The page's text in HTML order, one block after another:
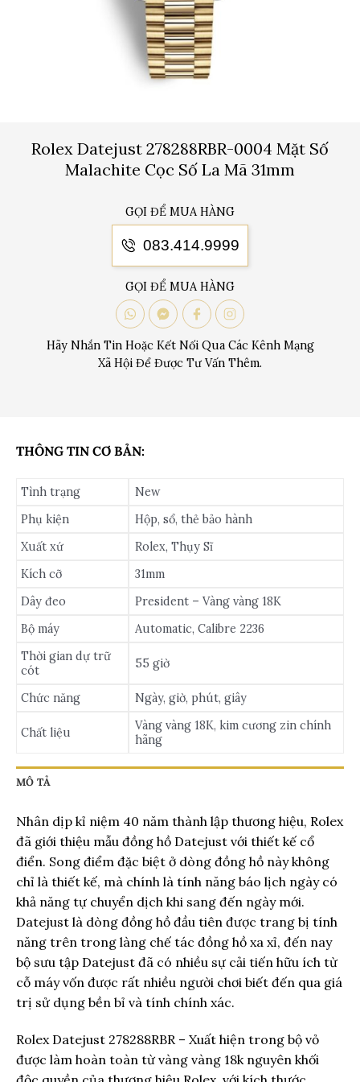
Rolex Datejust 278288RBR-0004 Mặt Số
Malachite Cọc Số La Mã 31mm
GỌI ĐỂ MUA HÀNG
083.414.9999
GỌI ĐỂ MUA HÀNG
Hãy Nhắn Tin Hoặc Kết Nối Qua Các Kênh Mạng
Xã Hội Để Được Tư Vấn Thêm.
MÔ TẢ
Nhân dịp kỉ niệm 40 năm thành lập thương hiệu, Rolex
đã giới thiệu mẫu đồng hồ Datejust với thiết kế cổ
điển. Song điểm đặc biệt ở dòng đồng hồ này không
chỉ là thiết kế, mà chính là tính năng báo lịch ngày có
khả năng tự chuyển dịch khi sang đến ngày mới.
Datejust là dòng đồng hồ đầu tiên được trang bị tính
năng trên trong làng chế tác đồng hồ xa xỉ, đến nay
bộ sưu tập Datejust đã có nhiều sự cải tiến hữu ích từ
cỗ máy vốn được rất nhiều người chơi biết đến qua giá
trị sử dụng bền bỉ và tính chính xác.
Rolex Datejust 278288RBR – Xuất hiện trong bộ vỏ
được làm hoàn toàn từ vàng vàng 18k nguyên khối
THÔNG TIN CƠ BẢN:
Tình trạng
New
Phụ kiện
Hộp, sổ, thẻ bảo hành
Xuất xứ
Rolex, Thụy Sĩ
Kích cỡ
31mm
Dây đeo
President – Vàng vàng 18K
Bộ máy
Automatic, Calibre 2236
Thời gian dự trữ
cót
55 giờ
Chức năng Ngày, giờ, phút, giây
Chất liệu
Vàng vàng 18K, kim cương zin chính
hãng